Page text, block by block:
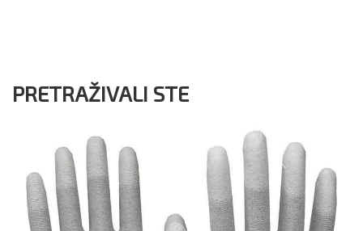
PRETRAŽIVALI STE